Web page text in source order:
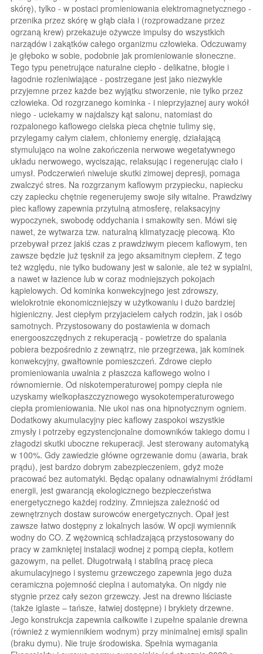
skórę), tylko - w postaci promieniowania elektromagnetycznego -
przenika przez skórę w głąb ciała i (rozprowadzane przez
ogrzaną krew) przekazuje ożywcze impulsy do wszystkich
narządów i zakątków całego organizmu człowieka. Odczuwamy
je głęboko w sobie, podobnie jak promieniowanie słoneczne.
Tego typu penetrujące naturalne ciepło - delikatne, błogie i
łagodnie rozleniwiające - postrzegane jest jako niezwykle
przyjemne przez każde bez wyjątku stworzenie, nie tylko przez
człowieka. Od rozgrzanego kominka - i nieprzyjaznej aury wokół
niego - uciekamy w najdalszy kąt salonu, natomiast do
rozpalonego kaflowego cielska pieca chętnie tulimy się,
przylegamy całym ciałem, chłoniemy energię, działającą
stymulująco na wolne zakończenia nerwowe wegetatywnego
układu nerwowego, wyciszając, relaksując i regenerując ciało i
umysł. Podczerwień niweluje skutki zimowej depresji, pomaga
zwalczyć stres. Na rozgrzanym kaflowym przypiecku, napiecku
czy zapiecku chętnie regenerujemy swoje siły witalne. Prawdziwy
piec kaflowy zapewnia przytulną atmosferę, relaksacyjny
wypoczynek, swobodę oddychania i smakowity sen. Mówi się
nawet, że wytwarza tzw. naturalną klimatyzację piecową. Kto
przebywał przez jakiś czas z prawdziwym piecem kaflowym, ten
zawsze będzie już tęsknił za jego aksamitnym ciepłem. Z tego
też względu, nie tylko budowany jest w salonie, ale też w sypialni,
a nawet w łazience lub w coraz modniejszych pokojach
kąpielowych. Od kominka konwekcyjnego jest zdrowszy,
wielokrotnie ekonomiczniejszy w użytkowaniu i dużo bardziej
higieniczny. Jest ciepłym przyjacielem całych rodzin, jak i osób
samotnych. Przystosowany do postawienia w domach
energooszczędnych z rekuperacją - powietrze do spalania
pobiera bezpośrednio z zewnątrz, nie przegrzewa, jak kominek
konwekcyjny, gwałtownie pomieszczeń. Zdrowe ciepło
promieniowania uwalnia z płaszcza kaflowego wolno i
równomiernie. Od niskotemperaturowej pompy ciepła nie
uzyskamy wielkopłaszczyznowego wysokotemperaturowego
ciepła promieniowania. Nie ukoi nas ona hipnotycznym ogniem.
Dodatkowy akumulacyjny piec kaflowy zaspokoi wszystkie
zmysły i potrzeby egzystencjonalne domowników takiego domu i
złagodzi skutki uboczne rekuperacji. Jest sterowany automatyką
w 100%. Gdy zawiedzie główne ogrzewanie domu (awaria, brak
prądu), jest bardzo dobrym zabezpieczeniem, gdyż może
pracować bez automatyki. Będąc opalany odnawialnymi źródłami
energii, jest gwarancją ekologicznego bezpieczeństwa
energetycznego każdej rodziny. Zmniejsza zależność od
zewnętrznych dostaw surowców energetycznych. Opał jest
zawsze łatwo dostępny z lokalnych lasów. W opcji wymiennik
wodny do CO. Z wężownicą schładzającą przystosowany do
pracy w zamkniętej instalacji wodnej z pompą ciepła, kotłem
gazowym, na pellet. Długotrwałą i stabilną pracę pieca
akumulacyjnego i systemu grzewczego zapewnia jego duża
ceramiczna pojemność cieplna i automatyka. On nigdy nie
stygnie przez cały sezon grzewczy. Jest na drewno liściaste
(także iglaste – tańsze, łatwiej dostępne) i brykiety drzewne.
Jego konstrukcja zapewnia całkowite i zupełne spalanie drewna
(również z wymiennikiem wodnym) przy minimalnej emisji spalin
(braku dymu). Nie truje środowiska. Spełnia wymagania